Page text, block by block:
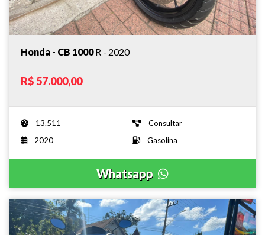
Honda - CB 1000 R - 2020
R$ 57.000,00
13.511
Consultar
2020
Gasolina
Whatsapp